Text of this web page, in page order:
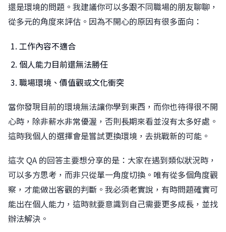
還是環境的問題。我建議你可以多跟不同職場的朋友聊聊，
從多元的角度來評估。因為不開心的原因有很多面向：
工作內容不適合
個人能力目前還無法勝任
職場環境、價值觀或文化衝突
當你發現目前的環境無法讓你學到東西，而你也待得很不開
心時，除非薪水非常優渥，否則長期來看並沒有太多好處。
這時我個人的選擇會是嘗試更換環境，去挑戰新的可能。
這次 QA 的回答主要想分享的是：大家在遇到類似狀況時，
可以多方思考，而非只從單一角度切換。唯有從多個角度觀
察，才能做出客觀的判斷。我必須老實說，有時問題確實可
能出在個人能力，這時就要意識到自己需要更多成長，並找
辦法解決。